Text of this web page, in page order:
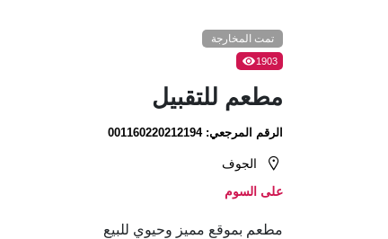
تمت المخارجة
1903
مطعم للتقبيل
الرقم المرجعي: 001160220212194
الجوف
على السوم
مطعم بموقع مميز وحيوي للبيع